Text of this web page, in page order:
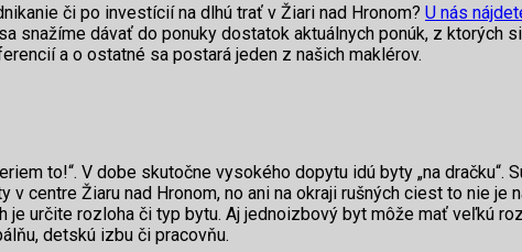
či po investícií na dlhú trať v Žiari nad Hronom? U nás
snažíme dávať do ponuky dostatok aktuálnych ponúk, z ktorých
a o ostatné sa postará jeden z našich maklérov.
to!“. V dobe skutočne vysokého dopytu idú byty „na dračku“.
centre Žiaru nad Hronom, no ani na okraji rušných ciest to nie je
určite rozloha či typ bytu. Aj jednoizbový byt môže mať veľkú
detskú izbu či pracovňu.